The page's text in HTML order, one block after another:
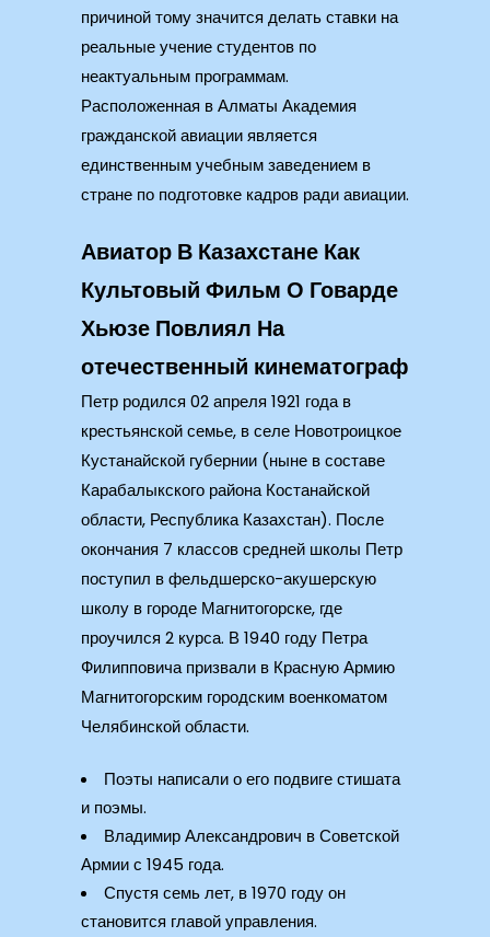
причиной тому значится делать ставки на
реальные учение студентов по
неактуальным программам.
Расположенная в Алматы Академия
гражданской авиации является
единственным учебным заведением в
стране по подготовке кадров ради авиации.
Авиатор В Казахстане Как
Культовый Фильм О Говарде
Хьюзе Повлиял На
отечественный кинематограф
Петр родился 02 апреля 1921 года в
крестьянской семье, в селе Новотроицкое
Кустанайской губернии (ныне в составе
Карабалыкского района Костанайской
области, Республика Казахстан). После
окончания 7 классов средней школы Петр
поступил в фельдшерско-акушерскую
школу в городе Магнитогорске, где
проучился 2 курса. В 1940 году Петра
Филипповича призвали в Красную Армию
Магнитогорским городским военкоматом
Челябинской области.
Поэты написали о его подвиге стишата
и поэмы.
Владимир Александрович в Советской
Армии с 1945 года.
Спустя семь лет, в 1970 году он
становится главой управления.